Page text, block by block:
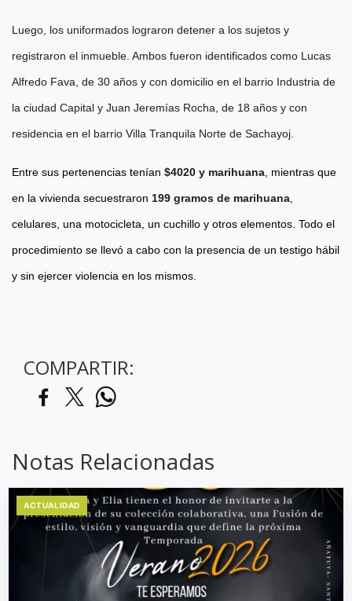
Luego, los uniformados lograron detener a los sujetos y
registraron el inmueble. Ambos fueron identificados como Lucas
Alfredo Fava, de 30 años y con domicilio en el barrio Industria de
la ciudad Capital y Juan Jeremías Rocha, de 18 años y con
residencia en el barrio Villa Tranquila Norte de Sachayoj.
Entre sus pertenencias tenían $4020 y marihuana , mientras que
en la vivienda secuestraron 199 gramos de marihuana
celulares, una motocicleta, un cuchillo y otros elementos. Todo el
procedimiento se llevó a cabo con la presencia de un testigo hábil
y sin ejercer violencia en los mismos.
COMPARTIR:
Notas Relacionadas
ACTUALIDAD